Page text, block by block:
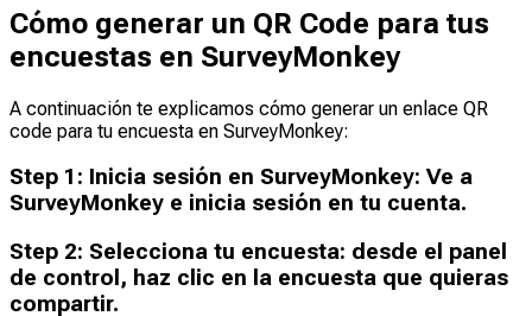
Cómo generar un QR Code para tus
encuestas en SurveyMonkey
A continuación te explicamos cómo generar un enlace QR
code para tu encuesta en SurveyMonkey:
Step 1 : Inicia sesión en SurveyMonkey: Ve a
SurveyMonkey e inicia sesión en tu cuenta.
Step 2: Selecciona tu encuesta: desde el panel
de control, haz clic en la encuesta que quieras
compartir.